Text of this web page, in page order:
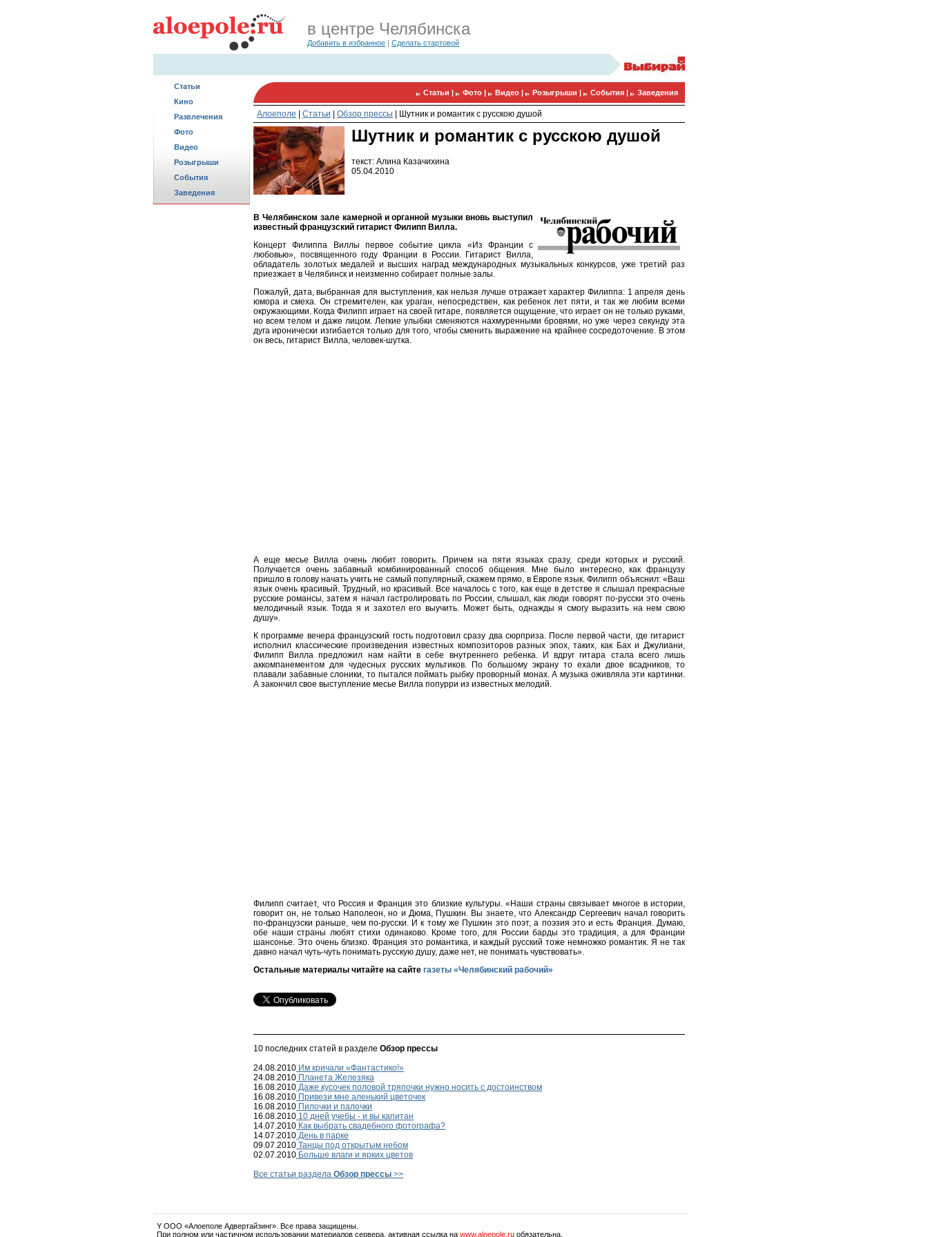
в центре Челябинска
Добавить в избранное | Сделать стартовой
Статьи
Кино
Развлечения
Фото
Видео
Розыгрыши
События
Заведения
Статьи | Фото | Видео | Розыгрыши | События | Заведения
Алоеполе Статьи Обзор прессы Шутник и романтик с русскою душой
Шутник и романтик с русскою душой
текст: Алина Казачихина
05.04.2010
В Челябинском зале камерной и органной музыки вновь выступил
известный французский гитарист Филипп Вилла.
Концерт Филиппа Виллы первое событие цикла «Из Франции с
любовью», посвященного году Франции в России. Гитарист Вилла,
обладатель золотых медалей и высших наград международных музыкальных конкурсов, уже третий раз
приезжает в Челябинск и неизменно собирает полные залы.
Пожалуй, дата, выбранная для выступления, как нельзя лучше отражает характер Филиппа: 1 апреля день
юмора и смеха. Он стремителен, как ураган, непосредствен, как ребенок лет пяти, и так же любим всеми
окружающими. Когда Филипп играет на своей гитаре, появляется ощущение, что играет он не только руками,
но всем телом и даже лицом. Легкие улыбки сменяются нахмуренными бровями, но уже через секунду эта
дуга иронически изгибается только для того, чтобы сменить выражение на крайнее сосредоточение. В этом
он весь, гитарист Вилла, человек-шутка.
А еще месье Вилла очень любит говорить. Причем на пяти языках сразу, среди которых и русский.
Получается очень забавный комбинированный способ общения. Мне было интересно, как французу
пришло в голову начать учить не самый популярный, скажем прямо, в Европе язык. Филипп объяснил: «Ваш
язык очень красивый. Трудный, но красивый. Все началось с того, как еще в детстве я слышал прекрасные
русские романсы, затем я начал гастролировать по России, слышал, как люди говорят по-русски это очень
мелодичный язык. Тогда я и захотел его выучить. Может быть, однажды я смогу выразить на нем свою
душу».
К программе вечера французский гость подготовил сразу два сюрприза. После первой части, где гитарист
исполнил классические произведения известных композиторов разных эпох, таких, как Бах и Джулиани,
Филипп Вилла предложил нам найти в себе внутреннего ребенка. И вдруг гитара стала всего лишь
аккомпанементом для чудесных русских мультиков. По большому экрану то ехали двое всадников, то
плавали забавные слоники, то пытался поймать рыбку проворный монах. А музыка оживляла эти картинки.
А закончил свое выступление месье Вилла попурри из известных мелодий.
Филипп считает, что Россия и Франция это близкие культуры. «Наши страны связывает многое в истории,
говорит он, не только Наполеон, но и Дюма, Пушкин. Вы знаете, что Александр Сергеевич начал говорить
по-французски раньше, чем по-русски. И к тому же Пушкин это поэт, а поэзия это и есть Франция. Думаю,
обе наши страны любят стихи одинаково. Кроме того, для России барды это традиция, а для Франции
шансонье. Это очень близко. Франция это романтика, и каждый русский тоже немножко романтик. Я не так
давно начал чуть-чуть понимать русскую душу, даже нет, не понимать чувствовать».
Остальные материалы читайте на сайте газеты «Челябинский рабочий»
10 последних статей в разделе Обзор прессы
24.08.2010 Им кричали «Фантастико!»
24.08.2010 Планета Железяка
16.08.2010 Даже кусочек половой тряпочки нужно носить с достоинством
16.08.2010 Привези мне аленький цветочек
16.08.2010 Пилочки и палочки
16.08.2010 10 дней учебы - и вы капитан
14.07.2010 Как выбрать свадебного фотографа?
14.07.2010 День в парке
09.07.2010 Танцы под открытым небом
02.07.2010 Больше влаги и ярких цветов
Все статьи раздела Обзор прессы >>
Y OOO «Алоеполе Адвертайзинг». Все права защищены.
При полном или частичном использовании материалов сервера, активная ссылка на www.aloepole.ru обязательна.